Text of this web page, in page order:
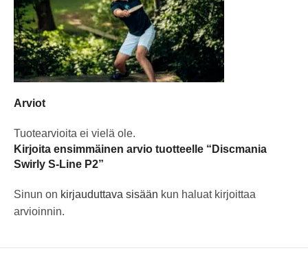
Arviot
Tuotearvioita ei vielä ole.
Kirjoita ensimmäinen arvio tuotteelle “Discmania
Swirly S-Line P2”
Sinun on kirjauduttava sisään kun haluat kirjoittaa
arvioinnin.